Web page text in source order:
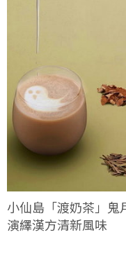
小仙島「渡奶茶」鬼
演繹漢方清新風味